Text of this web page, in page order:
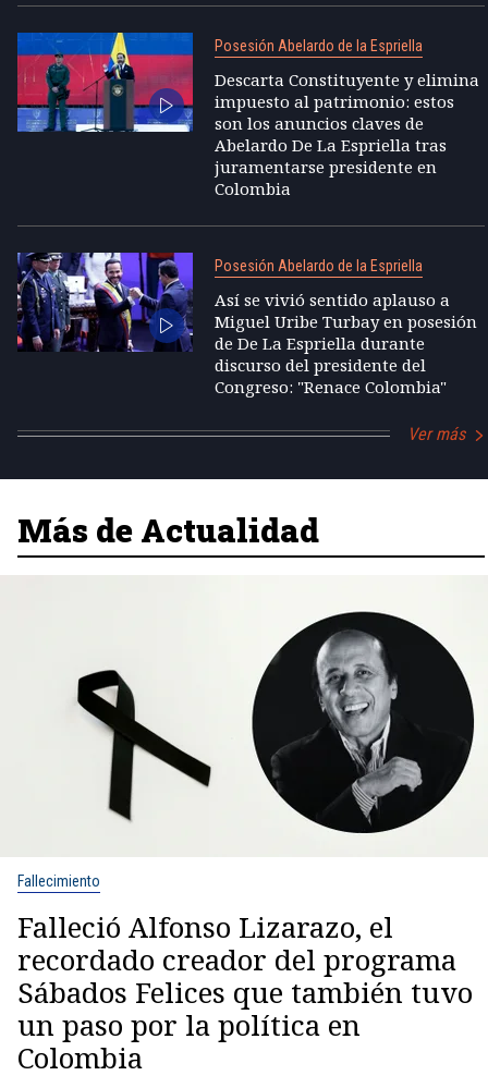
Posesión Abelardo de la Espriella
Descarta Constituyente y elimina
impuesto al patrimonio: estos
son los anuncios claves de
Abelardo De La Espriella tras
juramentarse presidente en
Colombia
Posesión Abelardo de la Espriella
Así se vivió sentido aplauso a
Miguel Uribe Turbay en posesión
de De La Espriella durante
discurso del presidente del
Congreso: "Renace Colombia"
Ver más
Más de Actualidad
Fallecimiento
Falleció Alfonso Lizarazo, el
recordado creador del programa
Sábados Felices que también tuvo
un paso por la política en
Colombia